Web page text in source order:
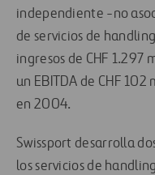
independiente -no
de servicios de
ingresos de CHF 1.297
un EBITDA de CHF
en 2004.
Swissport desarrolla
los servicios de